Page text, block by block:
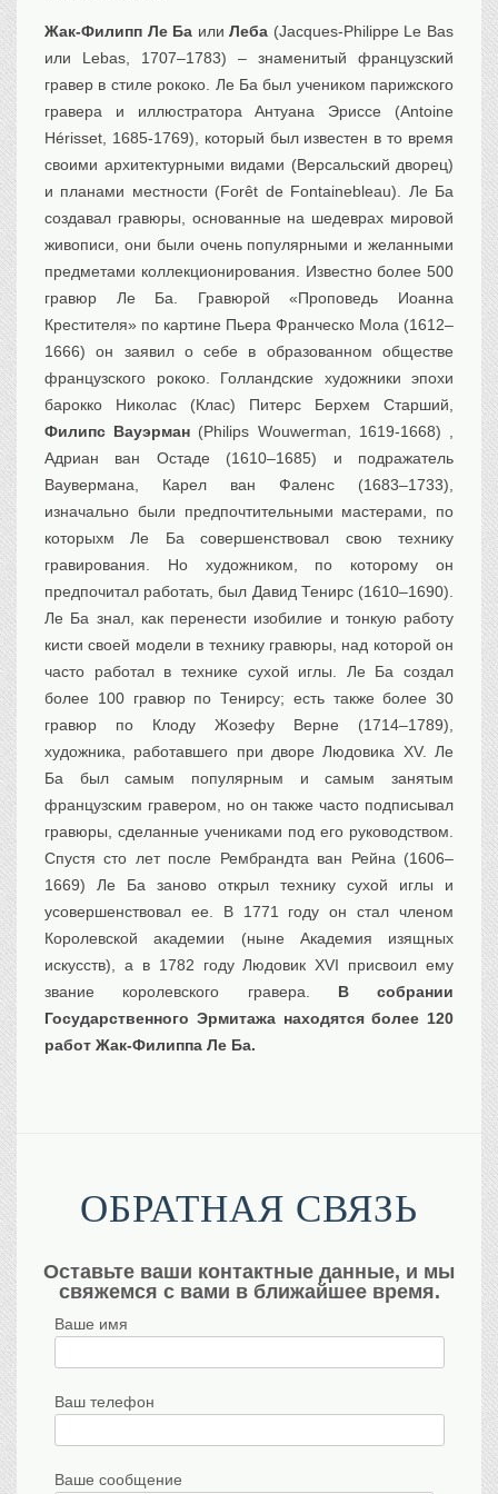
Жак-Филипп Ле Ба илиЛеба (Jacques-Philippe Le Bas
или Lebas, 1707–1783) – знаменитый французский
гравер в стиле рококо. Ле Ба был учеником парижского
гравера и иллюстратора Антуана Эриссе (Antoine
Hérisset, 1685-1769), который был известен в то время
своими архитектурными видами (Версальский дворец)
и планами местности (Forêt de Fontainebleau). Ле Ба
создавал гравюры, основанные на шедеврах мировой
живописи, они были очень популярными и желанными
предметами коллекционирования. Известно более 500
гравюр Ле Ба. Гравюрой «Проповедь Иоанна
Крестителя» по картине Пьера Франческо Мола (1612–
1666) он заявил о себе в образованном обществе
французского рококо. Голландские художники эпохи
барокко Николас (Клас) Питерс Берхем Старший,
Филипс Вауэрман (Philips Wouwerman, 1619-1668) ,
Адриан ван Остаде (1610–1685) и подражатель
Ваувермана, Карел ван Фаленс (1683–1733),
изначально были предпочтительными мастерами, по
которыхм Ле Ба совершенствовал свою технику
гравирования. Но художником, по которому он
предпочитал работать, был Давид Тенирс (1610–1690).
Ле Ба знал, как перенести изобилие и тонкую работу
кисти своей модели в технику гравюры, над которой он
часто работал в технике сухой иглы. Ле Ба создал
более 100 гравюр по Тенирсу; есть также более 30
гравюр по Клоду Жозефу Верне (1714–1789),
художника, работавшего при дворе Людовика XV. Ле
Ба был самым популярным и самым занятым
французским гравером, но он также часто подписывал
гравюры, сделанные учениками под его руководством.
Спустя сто лет после Рембрандта ван Рейна (1606–
1669) Ле Ба заново открыл технику сухой иглы и
усовершенствовал ее. В 1771 году он стал членом
Королевской академии (ныне Академия изящных
искусств), а в 1782 году Людовик XVI присвоил ему
звание королевского гравера. В собрании
Государственного Эрмитажа находятся более 120
работ Жак-Филиппа Ле Ба.
ОБРАТНАЯ СВЯЗЬ
Оставьте ваши контактные данные, и мы
свяжемся с вами в ближайшее время.
Ваше имя
Ваш телефон
Ваше сообщение